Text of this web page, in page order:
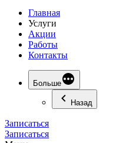
Главная
Услуги
Акции
Работы
Контакты
Больше
Назад
Записаться
Записаться